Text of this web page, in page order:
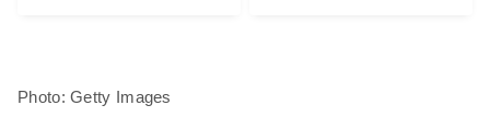
Photo: Getty Images